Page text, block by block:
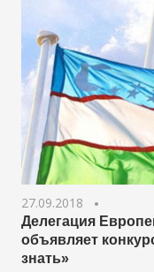
27.09.2018
Делегация
объявляет
знать»